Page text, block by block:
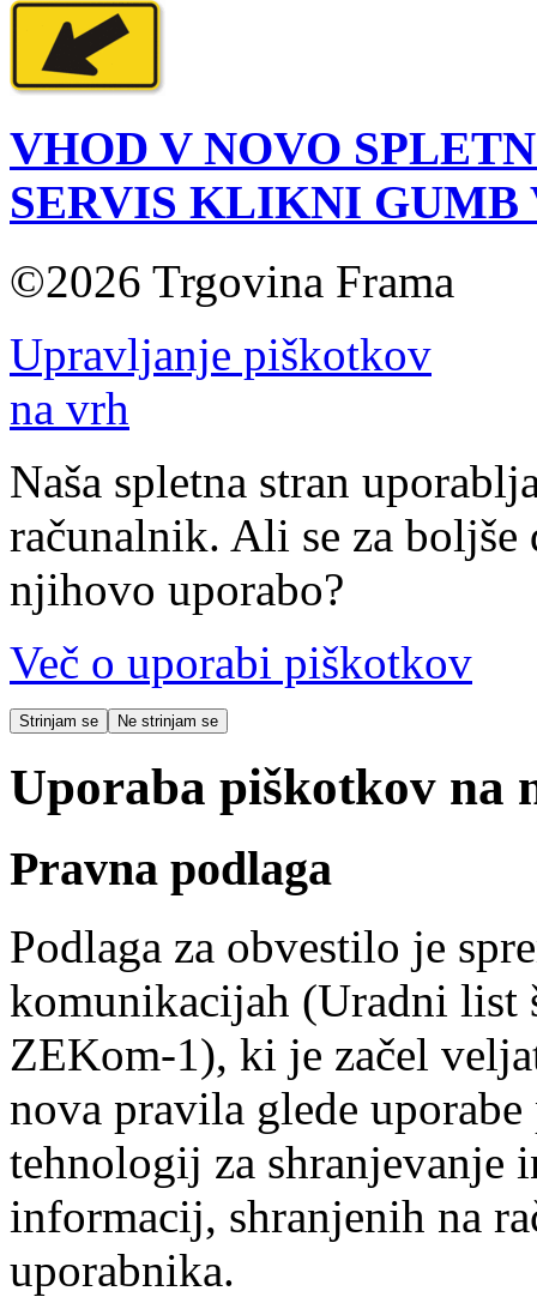
VHOD V NOVO
SERVIS KLIKNI GUMB
©2026 Trgovina Frama
Upravljanje piškotkov
na vrh
Naša spletna stran
računalnik. Ali se za
njihovo uporabo?
Več o uporabi piškotkov
Strinjam se Ne strinjam se
Uporaba piškotkov na
Pravna podlaga
Podlaga za obvestilo je
komunikacijah (Uradni list
ZEKom-1), ki je začel
nova pravila glede
tehnologij za shranjevanje
informacij, shranjenih na
uporabnika.